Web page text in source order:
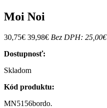
Moi Noi
30,75€ 39,98€ Bez DPH: 25,00€
Dostupnosť:
Skladom
Kód produktu:
MN5156bordo.